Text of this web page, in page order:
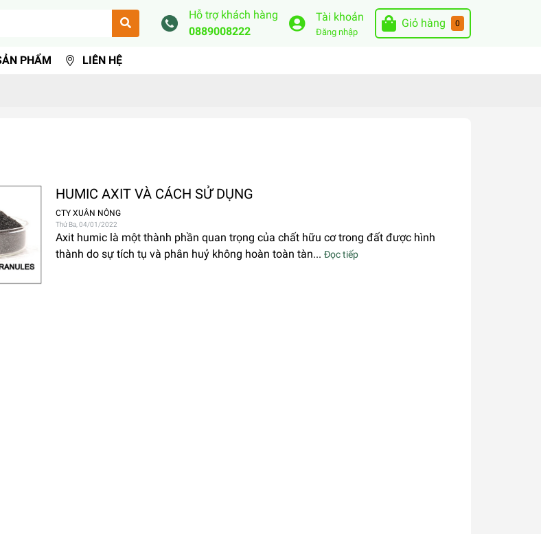
Hỗ trợ khách hàng
0889008222
Tài khoản
Đăng nhập
Giỏ hàng 0
PHẨM LIÊN HỆ
HUMIC AXIT VÀ CÁCH SỬ DỤNG
CTY XUÂN NÔNG
Thứ Ba, 04/01/2022
Axit humic là một thành phần quan trọng của chất hữu cơ trong đất được hình
thành do sự tích tụ và phân huỷ không hoàn toàn tàn... Đọc tiếp